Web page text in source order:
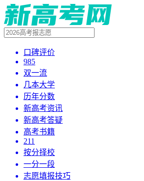
口碑评价
985
双一流
几本大学
历年分数
新高考资讯
新高考答疑
高考书籍
211
按分择校
一分一段
志愿填报技巧